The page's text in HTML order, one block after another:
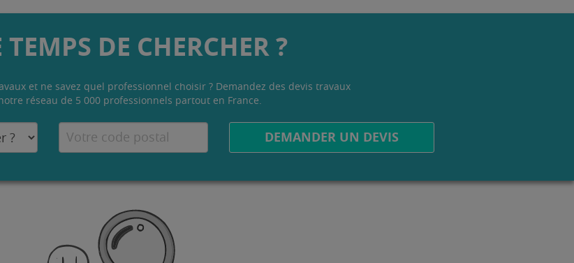
TEMPS DE CHERCHER ?
et ne savez quel professionnel choisir ? Demandez des devis travaux
réseau de 5 000 professionnels partout en France.
DEMANDER UN DEVIS